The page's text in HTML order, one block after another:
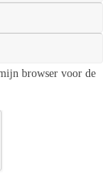
browser voor de